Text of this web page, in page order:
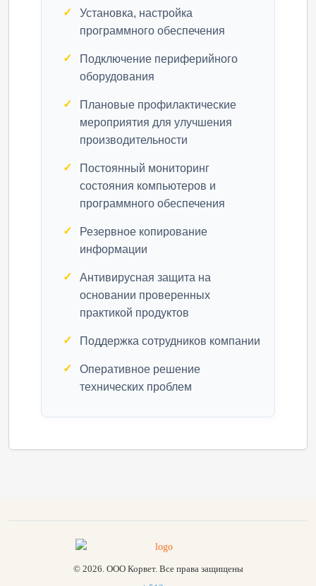
Установка, настройка
программного обеспечения
Подключение периферийного
оборудования
Плановые профилактические
мероприятия для улучшения
производительности
Постоянный мониторинг
состояния компьютеров и
программного обеспечения
Резервное копирование
информации
Антивирусная защита на
основании проверенных
практикой продуктов
Поддержка сотрудников компании
Оперативное решение
технических проблем
© 2026. ООО Корвет. Все права защищены